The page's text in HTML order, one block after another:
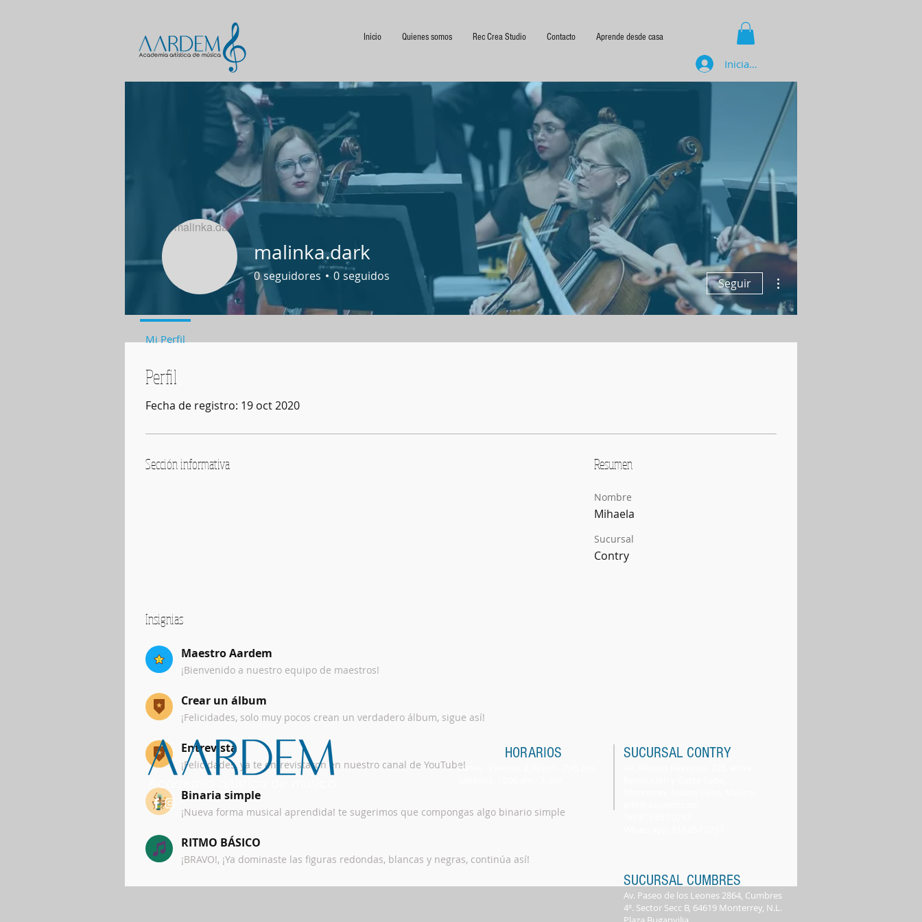
Inicio Quienes somos Rec Crea Studio Contacto Aprende desde casa
Iniciar sesión
Perfil
Fecha de registro: 19 oct 2020
Sección informativa
Insignias
Maestro Aardem
¡Bienvenido a nuestro equipo de maestros!
Crear un álbum
¡Felicidades, solo muy pocos crean un verdadero álbum, sigue así!
Entrevista
¡Felicidades, ya te entrevistaron en nuestro canal de YouTube!
Binaria simple
¡Nueva forma musical aprendida! te sugerimos que compongas algo binario simple
RITMO BÁSICO
¡BRAVO!, ¡Ya dominaste las figuras redondas, blancas y negras, continúa así!
Resumen
Nombre
Mihaela
Sucursal
Contry
malinka.dark
0 seguidores 0 seguidos
Maestro Aardem Entrevista
Binaria simple
RITMO BÁSICO
+4
Seguir
Mi Perfil
HORARIOS
Lunes - Viernes: 2:30 pm - 7:45 pm
SUCURSAL CONTRY
SUCURSAL CUMBRES
Av. Paseo de los Leones 2864, Cumbres
4º. Sector Secc B, 64619 Monterrey, N.L.